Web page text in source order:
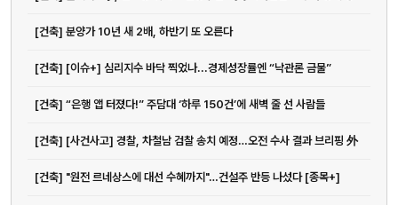
[건축] 분양가 10년 새 2배, 하반기 또 오른다
[건축] [이슈+] 심리지수 바닥 찍었나...경제성장률엔 “낙관론 금물”
[건축] “은행 앱 터졌다!” 주담대 ‘하루 150건’에 새벽 줄 선 사람들
[건축] [사건사고] 경찰, 차철남 검찰 송치 예정…오전 수사 결과 브리핑 外
[건축] "원전 르네상스에 대선 수혜까지"…건설주 반등 나섰다 [종목+]